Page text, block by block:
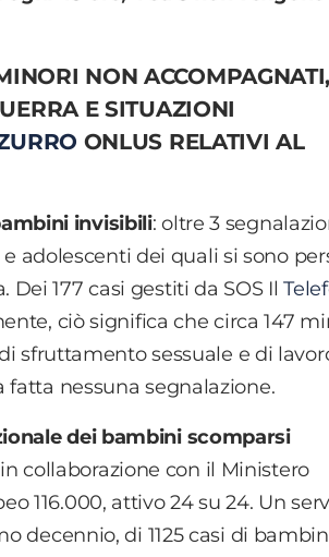
NON ACCOMPAGNATI,
E SITUAZIONI
ONLUS RELATIVI AL
invisibili: oltre 3
adolescenti dei quali si sono
177 casi gestiti da SOS Il
ciò significa che circa 147
sfruttamento sessuale e di
nessuna segnalazione.
dei bambini scomparsi
collaborazione con il Ministero
116.000, attivo 24 su 24. Un
decennio, di 1125 casi di